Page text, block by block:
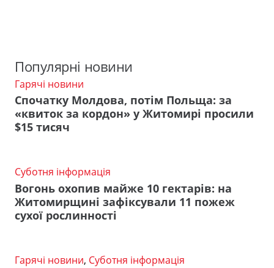
Популярні новини
Гарячі новини
Спочатку Молдова, потім Польща: за
«квиток за кордон» у Житомирі просили
$15 тисяч
Суботня інформація
Вогонь охопив майже 10 гектарів: на
Житомирщині зафіксували 11 пожеж
сухої рослинності
Гарячі новини, Суботня інформація